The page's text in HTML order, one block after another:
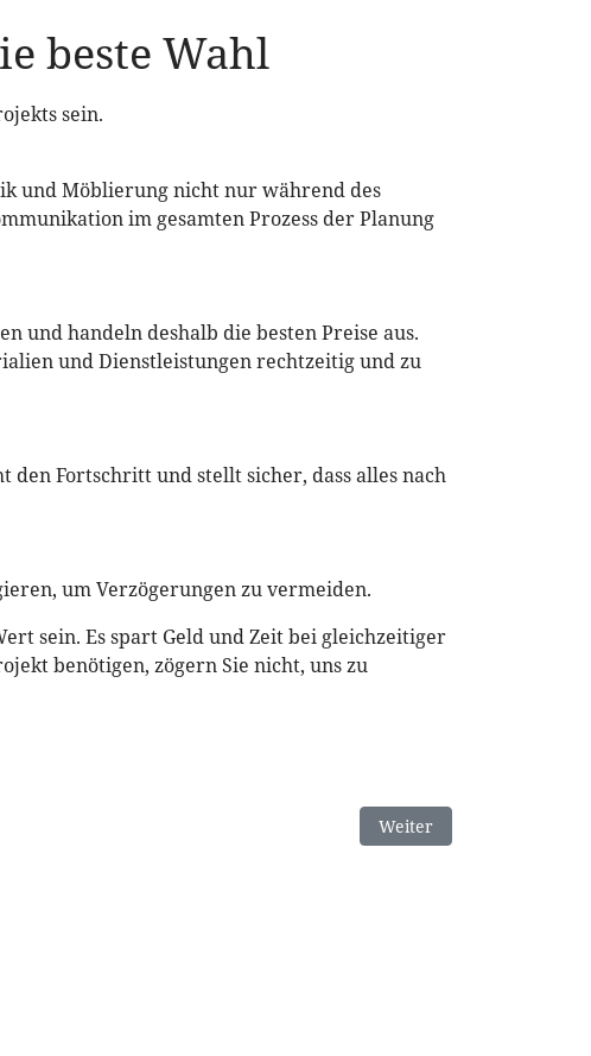
beste Wahl
sein.
und Möblierung nicht nur während des
im gesamten Prozess der Planung
und handeln deshalb die besten Preise aus.
und Dienstleistungen rechtzeitig und zu
Fortschritt und stellt sicher, dass alles nach
um Verzögerungen zu vermeiden.
sein. Es spart Geld und Zeit bei gleichzeitiger
benötigen, zögern Sie nicht, uns zu
Nächster Beitrag:
Weiter